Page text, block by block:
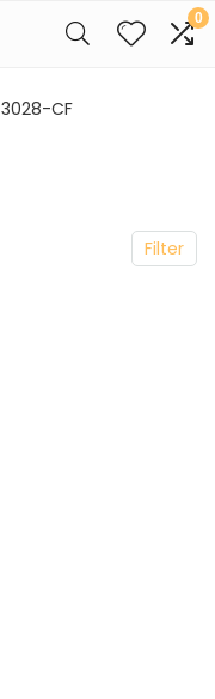
0
‎3028-CF
Filter